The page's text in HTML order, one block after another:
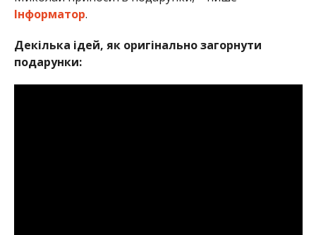
Інформатор.
Декілька ідей, як оригінально загорнути
подарунки: